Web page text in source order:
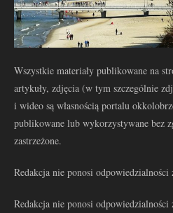
Wszystkie materiały publikowane na
artykuły, zdjęcia (w tym szczególnie
i wideo są własnością portalu
publikowane lub wykorzystywane bez
zastrzeżone.
Redakcja nie ponosi
Redakcja nie ponosi odpowiedzialności